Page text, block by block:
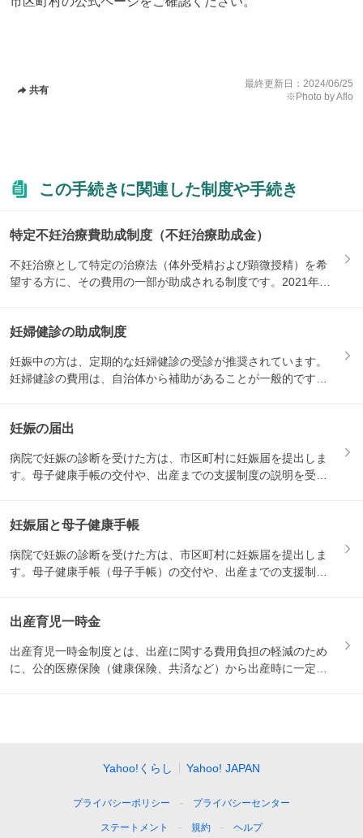
共有
最終更新日： 2024/06/25
※Photo by Aflo
この手続きに関連した制度や手続き
特定不妊治療費助成制度（不妊治療助成金）
不妊治療として特定の治療法（体外受精および顕微授精）を希
望する方に、その費用の一部が助成される制度です。2021年1
妊婦健診の助成制度
妊娠中の方は、定期的な妊婦健診の受診が推奨されています。
妊婦健診の費用は、自治体から補助があることが一般的です。
妊娠の届出
病院で妊娠の診断を受けた方は、市区町村に妊娠届を提出しま
す。母子健康手帳の交付や、出産までの支援制度の説明を受け
妊娠届と母子健康手帳
病院で妊娠の診断を受けた方は、市区町村に妊娠届を提出しま
す。母子健康手帳（母子手帳）の交付や、出産までの支援制度
出産育児一時金
出産育児一時金制度とは、出産に関する費用負担の軽減のため
に、公的医療保険（健康保険、共済など）から出産時に一定の
Yahoo!くらし Yahoo! JAPAN
プライバシーポリシー プライバシーセンター
ステートメント 規約 ヘルプ